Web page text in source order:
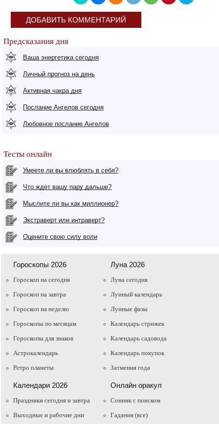
ДОБАВИТЬ КОММЕНТАРИЙ
Предсказания дня
Ваша энергетика сегодня
Личный прогноз на день
Активная чакра дня
Послание Ангелов сегодня
Любовное послание Ангелов
Тесты онлайн
Умеете ли вы влюблять в себя?
Что ждет вашу пару дальше?
Мыслите ли вы как миллионер?
Экстраверт или интраверт?
Оцените свою силу воли
Гороскопы 2026
Гороскоп на сегодня
Гороскоп на завтра
Гороскоп на неделю
Гороскопы по месяцам
Гороскопы для знаков
Астрокалендарь
Ретро планеты
Луна 2026
Луна сегодня
Лунный календарь
Лунные фазы
Календарь стрижек
Календарь садовода
Календарь покупок
Затмения года
Календари 2026
Праздники сегодня и завтра
Выходные и рабочие дни
Онлайн оракул
Cонник с поиском
Гадания (все)